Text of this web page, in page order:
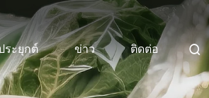
ระยุกต์ ข่าว ติดต่อ 